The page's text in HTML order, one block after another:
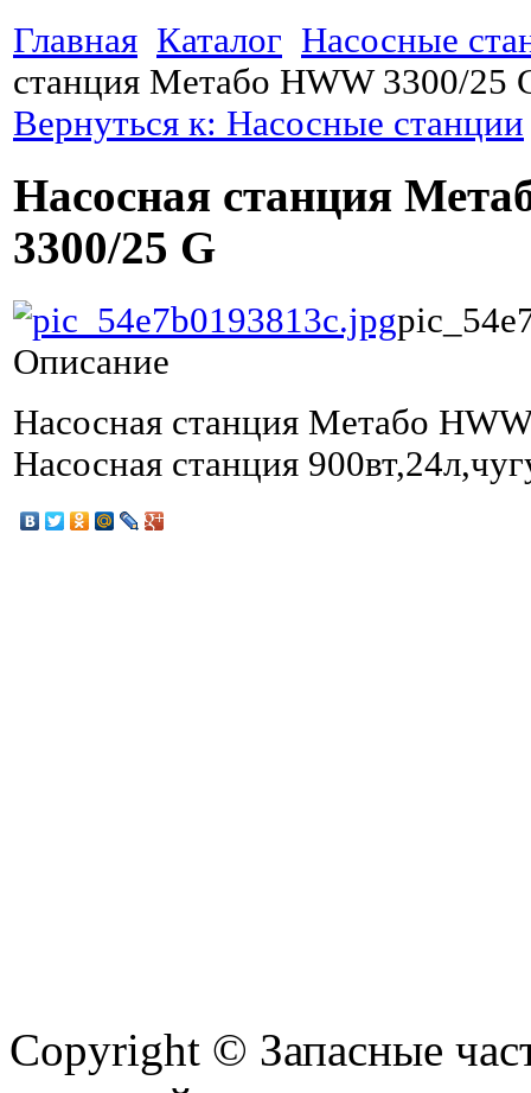
Главная Каталог Насосные
станция Метабо HWW 3300/25
Вернуться к: Насосные станции
Насосная станция
3300/25 G
Описание
Насосная станция Метабо
Насосная станция
Copyright © Запасные